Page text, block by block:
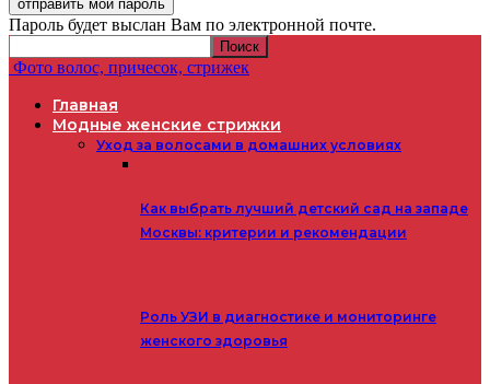
Пароль будет выслан Вам по электронной почте.
Фото волос, причесок, стрижек
Главная
Модные женские стрижки
Уход за волосами в домашних условиях
Как выбрать лучший детский сад на западе
Москвы: критерии и рекомендации
Роль УЗИ в диагностике и мониторинге
женского здоровья